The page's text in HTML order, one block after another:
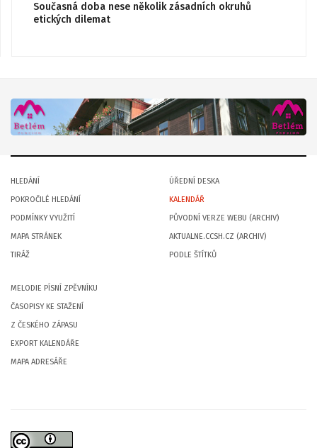
Současná doba nese několik zásadních okruhů
etických dilemat
HLEDÁNÍ
POKROČILÉ HLEDÁNÍ
PODMÍNKY VYUŽITÍ
MAPA STRÁNEK
TIRÁŽ
ÚŘEDNÍ DESKA
KALENDÁŘ
PŮVODNÍ VERZE WEBU (ARCHIV)
AKTUALNE.CCSH.CZ (ARCHIV)
PODLE ŠTÍTKŮ
MELODIE PÍSNÍ ZPĚVNÍKU
ČASOPISY KE STAŽENÍ
Z ČESKÉHO ZÁPASU
EXPORT KALENDÁŘE
MAPA ADRESÁŘE